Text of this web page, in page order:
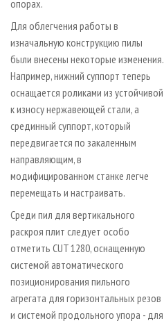
опорах.
Для облегчения работы в
изначальную конструкцию пилы
были внесены некоторые изменения.
Например, нижний суппорт теперь
оснащается роликами из устойчивой
к износу нержавеющей стали, а
срединный суппорт, который
передвигается по закаленным
направляющим, в
модифицированном станке легче
перемещать и настраивать.
Среди пил для вертикального
раскроя плит следует особо
отметить CUT 1280, оснащенную
системой автоматического
позиционирования пильного
агрегата для горизонтальных резов
и системой продольного упора - для